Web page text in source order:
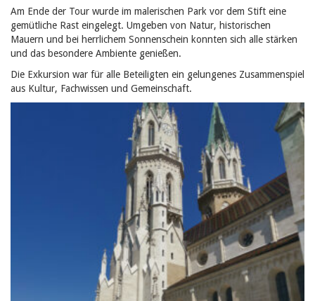
Am Ende der Tour wurde im malerischen Park vor dem Stift eine
gemütliche Rast eingelegt. Umgeben von Natur, historischen
Mauern und bei herrlichem Sonnenschein konnten sich alle stärken
und das besondere Ambiente genießen.
Die Exkursion war für alle Beteiligten ein gelungenes Zusammenspiel
aus Kultur, Fachwissen und Gemeinschaft.